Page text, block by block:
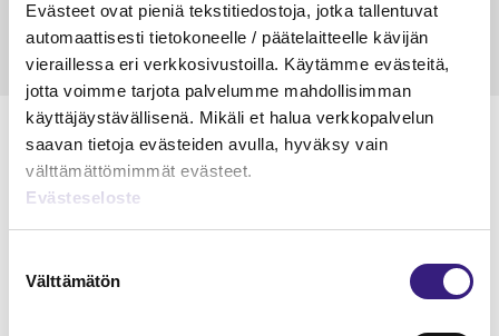
Evästeet ovat pieniä tekstitiedostoja, jotka tallentuvat
automaattisesti tietokoneelle / päätelaitteelle kävijän
vieraillessa eri verkkosivustoilla. Käytämme evästeitä,
jotta voimme tarjota palvelumme mahdollisimman
käyttäjäystävällisenä. Mikäli et halua verkkopalvelun
saavan tietoja evästeiden avulla, hyväksy vain
välttämättömimmät evästeet.
Evästeseloste
valinta
Välttämätön